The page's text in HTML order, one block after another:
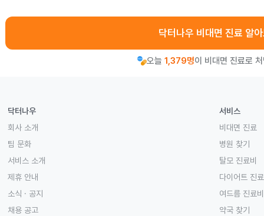
닥터나우 비대면 진료 알
오늘 1,379명이 비대면 진료로
닥터나우
회사 소개
팀 문화
서비스 소개
제휴 안내
소식 · 공지
채용 공고
서비스
비대면 진료
병원 찾기
탈모 진료비
다이어트 진
여드름 진료비
약국 찾기